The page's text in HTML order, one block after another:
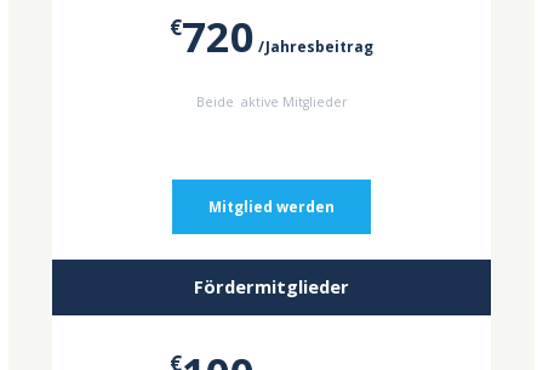
€720 Jahresbeitrag
Beide aktive Mitglieder
Mitglied werden
Fördermitglieder
€